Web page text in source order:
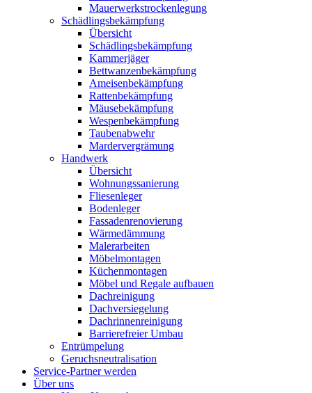
Mauerwerkstrockenlegung
Schädlingsbekämpfung
Übersicht
Schädlingsbekämpfung
Kammerjäger
Bettwanzenbekämpfung
Ameisenbekämpfung
Rattenbekämpfung
Mäusebekämpfung
Wespenbekämpfung
Taubenabwehr
Mardervergrämung
Handwerk
Übersicht
Wohnungssanierung
Fliesenleger
Bodenleger
Fassadenrenovierung
Wärmedämmung
Malerarbeiten
Möbelmontagen
Küchenmontagen
Möbel und Regale aufbauen
Dachreinigung
Dachversiegelung
Dachrinnenreinigung
Barrierefreier Umbau
Entrümpelung
Geruchsneutralisation
Service-Partner werden
Über uns